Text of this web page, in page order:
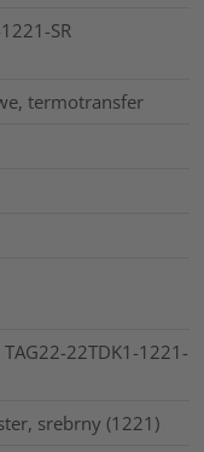
SR
termotransfer
22TDK1-1221-
srebrny (1221)